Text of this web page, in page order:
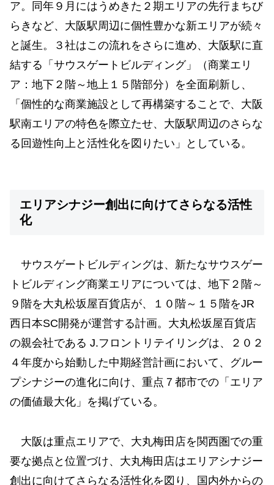
ア。同年９月にはうめきた２期エリアの先行まちび
らきなど、大阪駅周辺に個性豊かな新エリアが続々
と誕生。３社はこの流れをさらに進め、大阪駅に直
結する「サウスゲートビルディング」（商業エリ
ア：地下２階～地上１５階部分）を全面刷新し、
「個性的な商業施設として再構築することで、大阪
駅南エリアの特色を際立たせ、大阪駅周辺のさらな
る回遊性向上と活性化を図りたい」としている。
エリアシナジー創出に向けてさらなる活性
化
サウスゲートビルディングは、新たなサウスゲー
トビルディング商業エリアについては、地下２階～
９階を大丸松坂屋百貨店が、１０階～１５階をJR
西日本SC開発が運営する計画。大丸松坂屋百貨店
の親会社である J.フロントリテイリングは、２０２
４年度から始動した中期経営計画において、グルー
プシナジーの進化に向け、重点７都市での「エリア
の価値最大化」を掲げている。
大阪は重点エリアで、大丸梅田店を関西圏での重
要な拠点と位置づけ、大丸梅田店はエリアシナジー
創出に向けてさらなる活性化を図り、国内外からの